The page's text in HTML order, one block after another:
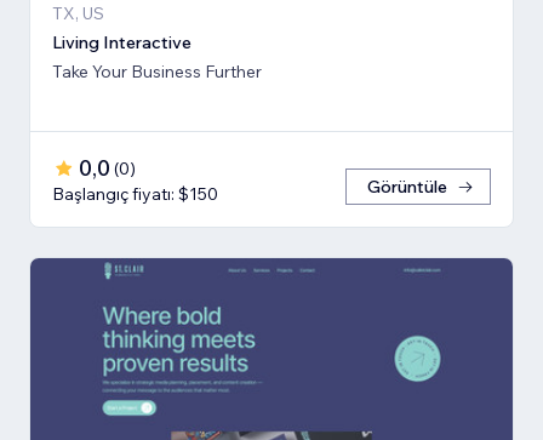
TX, US
Living Interactive
Take Your Business Further
0,0 (0)
Başlangıç fiyatı: $150
Görüntüle